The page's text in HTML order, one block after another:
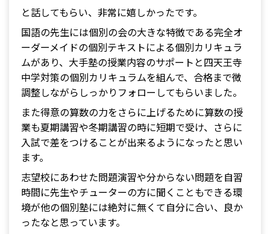
と話してもらい、非常に嬉しかったです。
国語の先生には個別の会の大きな特徴である完全オ
ーダーメイドの個別テキストによる個別カリキュラ
ムがあり、大手塾の授業内容のサポートと四天王寺
中学対策の個別カリキュラムを組んで、合格まで微
調整しながらしっかりフォローしてもらいました。
また得意の算数の力をさらに上げるために算数の授
業も夏期講習や冬期講習の時に短期で受け、さらに
入試で差をつけることが出来るようになったと思い
ます。
志望校にあわせた問題演習や分からない問題を自習
時間に先生やチューターの方に聞くこともできる環
境が他の個別塾には絶対に無くて自分に合い、良か
ったなと思っています。